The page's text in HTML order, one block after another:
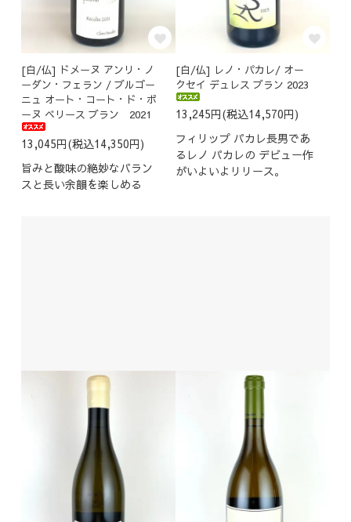
[白/仏] ドメーヌ アンリ・ノ
ーダン・フェラン / ブルゴー
ニュ オート・コート・ド・ボ
ーヌ ベリース ブラン 2021
13,045円(税込14,350円)
旨みと酸味の絶妙なバラン
スと長い余韻を楽しめる
[白/仏] レノ・パカレ/ オー
クセイ デュレス ブラン 2023
13,245円(税込14,570円)
フィリップ パカレ長男であ
るレノ パカレの デビュー作
がいよいよリリース。